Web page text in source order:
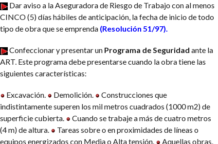
Dar aviso a la Aseguradora de Riesgo de Trabajo con al menos
CINCO (5) días hábiles de anticipación, la fecha de inicio de todo
tipo de obra que se emprenda (Resolución 51/97).
Confeccionar y presentar un Programa de Seguridad ante la
ART. Este programa debe presentarse cuando la obra tiene las
siguientes características:
Excavación. Demolición.
Construcciones que
indistintamente superen los mil metros cuadrados (1000 m2) de
superficie cubierta.
Cuando se trabaje a más de cuatro metros
(4 m) de altura.
Tareas sobre o en proximidades de líneas o
equipos energizados con Media o Alta tensión.
Aquellas obras,